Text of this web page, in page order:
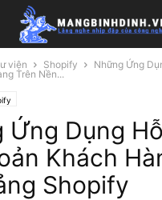
viện Shopify
Những Ứng
Trên Nền...
Ứng Dụng
Khách
Shopify